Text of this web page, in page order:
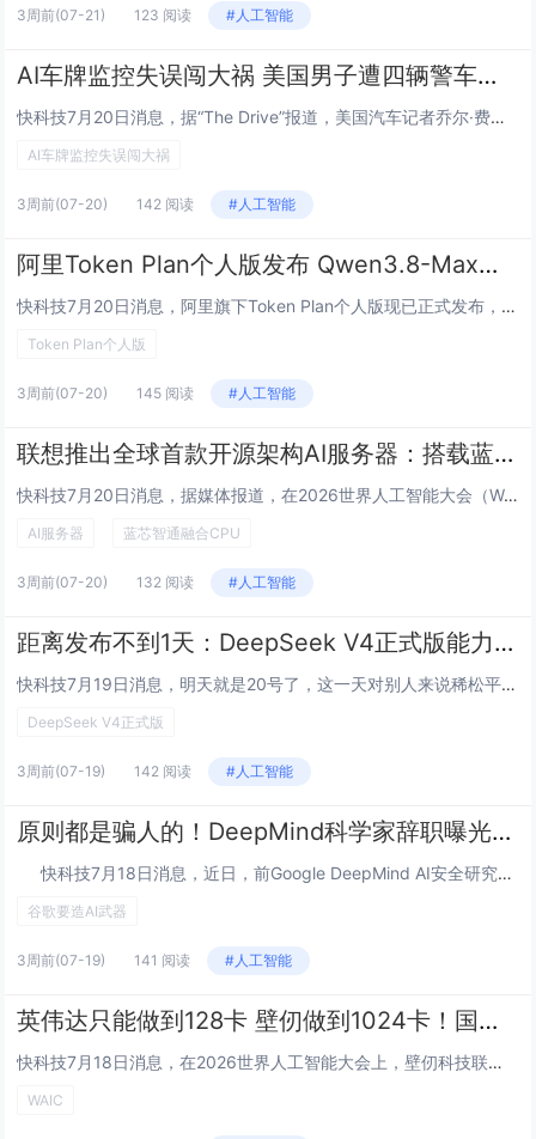
3周前(07-21) 123 阅读 #人工智能
AI车牌监控失误闯大祸 美国男子遭四辆警车围堵小命差点不保
快科技7月20日消息，据“The Drive”报道，美国汽车记者乔尔·费德尔近日撰文披露，自己驾驶厂家提供的试驾车辆时，因Flock安全公司的AI车牌识别系统与警方执法流程的连环失误，遭多辆警车围堵截停，被当作盗车嫌疑人控制。AI车牌监控失...
AI车牌监控失误闯大祸
3周前(07-20) 142 阅读 #人工智能
阿里Token Plan个人版发布 Qwen3.8-Max预览版同步上线
快科技7月20日消息，阿里旗下Token Plan个人版现已正式发布，用户可在该平台抢先体验Qwen3.8-Max-Preview模型。该模型参数量高达2.4T，在代码工程、专业办公等场景中表现尤为突出，被业界认为是目前除Fable 5之外...
Token Plan个人版
3周前(07-20) 145 阅读 #人工智能
联想推出全球首款开源架构AI服务器：搭载蓝芯智通融合CPU
快科技7月20日消息，据媒体报道，在2026世界人工智能大会（WAIC 2026）上，联想与蓝芯算力联合推出全球首款搭载LX500处理器的2U机架式服务器——联想问天WR5219 G5。这是联想首次公开展示基于RISC-V架构的服务器整机产...
AI服务器 蓝芯智通融合CPU
3周前(07-20) 132 阅读 #人工智能
距离发布不到1天：DeepSeek V4正式版能力堪比核弹
快科技7月19日消息，明天就是20号了，这一天对别人来说稀松平常，但对DeepSeek来说异常重要——此前官方就明确7月中旬发布DeepSeek V4正式版，现在就剩一天时间了。这几天AI圈最火的新闻是Kimi K3的发布，这款2.8万亿参...
DeepSeek V4正式版
3周前(07-19) 142 阅读 #人工智能
原则都是骗人的！DeepMind科学家辞职曝光内幕：谷歌要造AI武器
快科技7月18日消息，近日，前Google DeepMind AI安全研究员Alex Turner公开发表万字辞职长文，指控谷歌与五角大楼签署了毫无红线的军事AI合作协议。Turner在DeepMind从事AI安全研究超过两年。他...
谷歌要造AI武器
3周前(07-19) 141 阅读 #人工智能
英伟达只能做到128卡 壁仞做到1024卡！国产光互连超节点WAIC首发
快科技7月18日消息，在2026世界人工智能大会上，壁仞科技联合曦智科技与中兴通讯首次公开了光跃LightSphere X光互连超节点，以1024张GPU卡的集群规模引发行业震动。作为对比，英伟达当前基于传统电互联方案的单集群上限约为128...
WAIC